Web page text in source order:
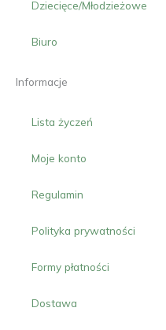
Dziecięce/Młodzieżowe
Biuro
Informacje
Lista życzeń
Moje konto
Regulamin
Polityka prywatności
Formy płatności
Dostawa